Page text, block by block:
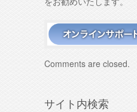
Comments are closed.
サイト内検索